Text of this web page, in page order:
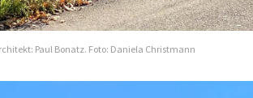
Paul Bonatz. Foto: Daniela Christmann